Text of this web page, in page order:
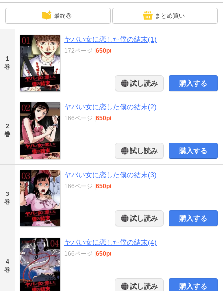
最終巻 まとめ買い
1
巻
ヤバい女に恋した僕の結末(1)
172ページ 650pt
試し読み 購入する
2
巻
ヤバい女に恋した僕の結末(2)
166ページ 650pt
試し読み 購入する
3
巻
ヤバい女に恋した僕の結末(3)
166ページ 650pt
試し読み 購入する
4
巻
ヤバい女に恋した僕の結末(4)
166ページ 650pt
試し読み 購入する